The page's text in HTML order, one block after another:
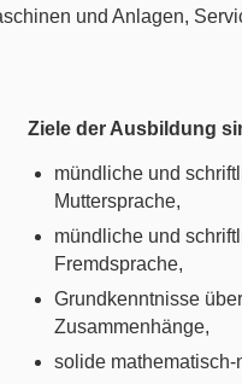
und Anlagen,
Ziele der Ausbildung
mündliche und
Muttersprache,
mündliche und
Fremdsprache,
Grundkenntnisse
Zusammenhänge,
solide